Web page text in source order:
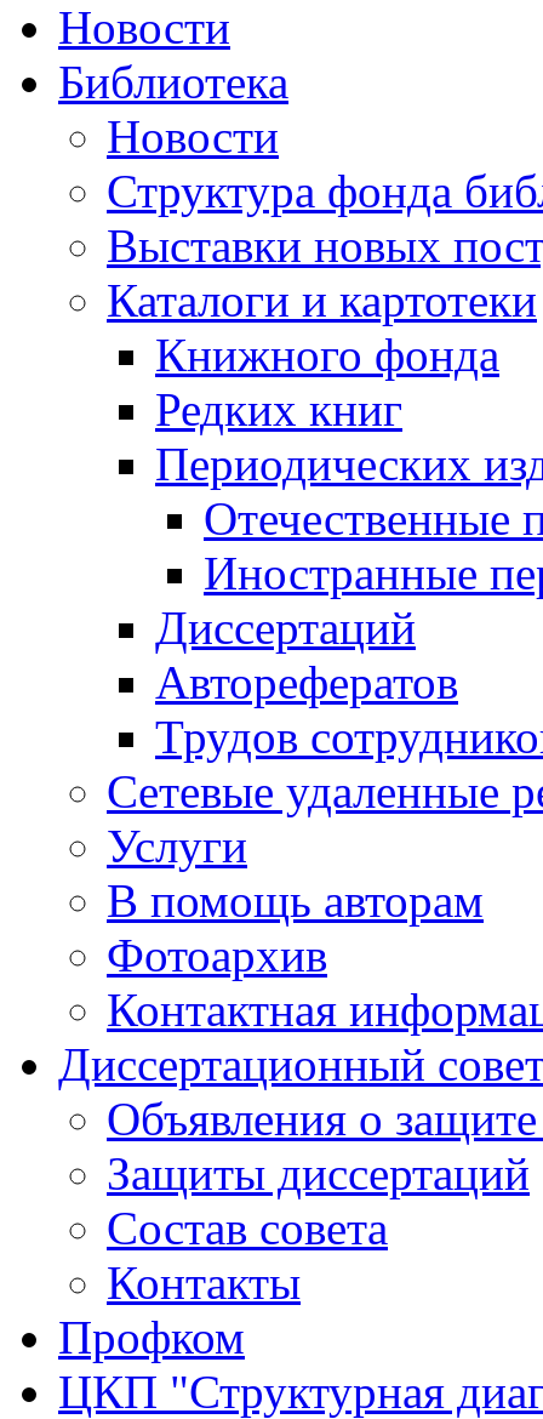
Новости
Библиотека
Новости
Структура фонда
Выставки новых
Каталоги и картотеки
Книжного фонда
Редких книг
Периодических
Отечественные
Иностранные
Диссертаций
Авторефератов
Трудов
Сетевые удаленные
Услуги
В помощь авторам
Фотоархив
Контактная
Диссертационный
Объявления о
Защиты диссертаций
Состав совета
Контакты
Профком
ЦКП "Структурная